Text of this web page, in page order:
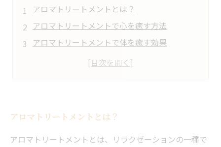
アロマトリートメントとは？
アロマトリートメントで心を癒す方法
アロマトリートメントで体を癒す効果
アロマトリートメントの人気の香りとその効能
アロマトリートメントとは？
アロマトリートメントとは、リラクゼーションの一種で